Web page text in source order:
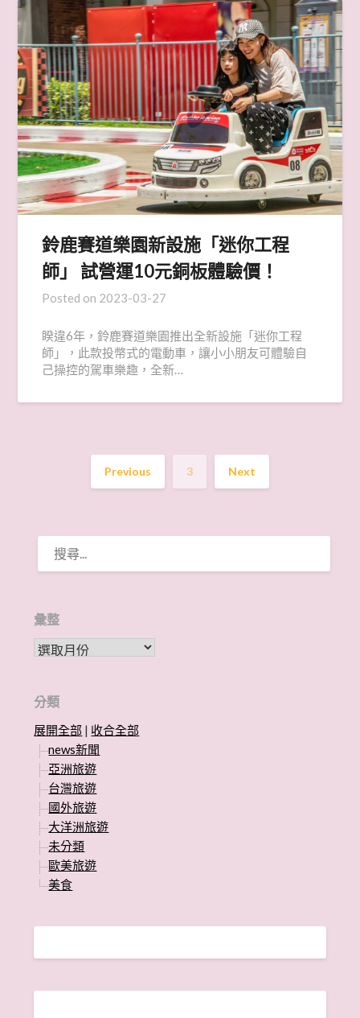
鈴鹿賽道樂園新設施「迷你工程
師」 試營運10元銅板體驗價！
Posted on 2023-03-27
睽違6年，鈴鹿賽道樂園推出全新設施「迷你工程
師」，此款投幣式的電動車，讓小小朋友可體驗自
己操控的駕車樂趣，全新…
Previous 3 Next
搜
字:
彙整
彙整
分類
展開全部 | 收合全部
news新聞
亞洲旅遊
台灣旅遊
國外旅遊
大洋洲旅遊
未分類
歐美旅遊
美食